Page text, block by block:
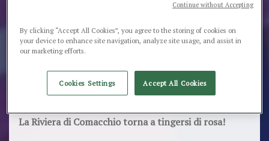
26 luglio all'1 agosto torna laPink week
La Riviera di Comacchio torna a tingersi di rosa!
By clicking “Accept All Cookies”, you agree to the storing of cookies on
your device to enhance site navigation, analyze site usage, and assist in
our marketing efforts.
Cookies Settings Accept All Cookies
Continue without Accepting